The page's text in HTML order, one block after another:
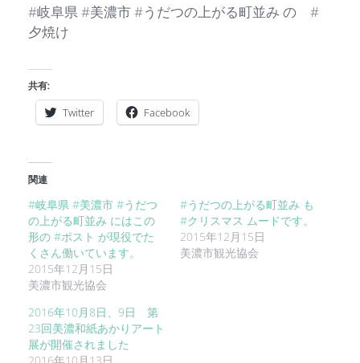
#岐阜県 #美濃市 #うだつの上がる町並み の #
夕焼け
共有:
Twitter Facebook
関連
#岐阜県 #美濃市 #うだつ
の上がる町並み にはこの
形の #ポスト が現役でた
くさん働いています。
2015年12月15日
美濃市観光協会
#うだつの上がる町並み も
#クリスマス ムードです。
2015年12月15日
美濃市観光協会
2016年10月8日、9日 第
23回美濃和紙あかりアート
展が開催されました